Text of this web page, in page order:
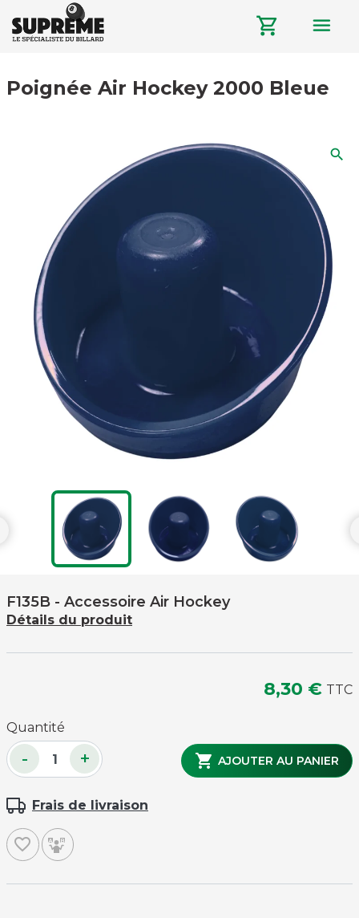
shopping_cart menu
Poignée Air Hockey 2000 Bleue
search
F135B - Accessoire Air Hockey
Détails du produit
8,30 € TTC
Quantité
- +  AJOUTER AU PANIER
Frais de livraison
favorite_border